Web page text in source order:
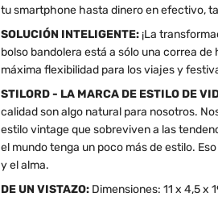
tu smartphone hasta dinero en efectivo,
SOLUCIÓN INTELIGENTE:¡La
bolso bandolera está a sólo una correa
máxima flexibilidad para los viajes y
STILORD - LA MARCA DE ESTILO DE
calidad son algo natural para nosotros.
estilo vintage que sobreviven a las
el mundo tenga un poco más de estilo.
y el alma.
DE UN VISTAZO:Dimensiones: 11 x 4,5 x